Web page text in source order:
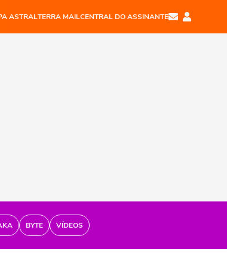
ASTRALTERRA MAILCENTRAL DO ASSINANTE
BYTE VÍDEOS